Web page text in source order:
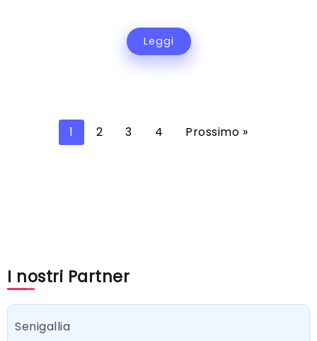
Leggi
1 2 3 4 Prossimo »
I nostri Partner
Senigallia